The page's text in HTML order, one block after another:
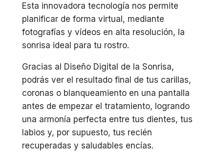
Esta innovadora tecnología nos permite
planificar de forma virtual, mediante
fotografías y vídeos en alta resolución, la
sonrisa ideal para tu rostro.
Gracias al Diseño Digital de la Sonrisa,
podrás ver el resultado final de tus carillas,
coronas o blanqueamiento en una pantalla
antes de empezar el tratamiento, logrando
una armonía perfecta entre tus dientes, tus
labios y, por supuesto, tus recién
recuperadas y saludables encías.